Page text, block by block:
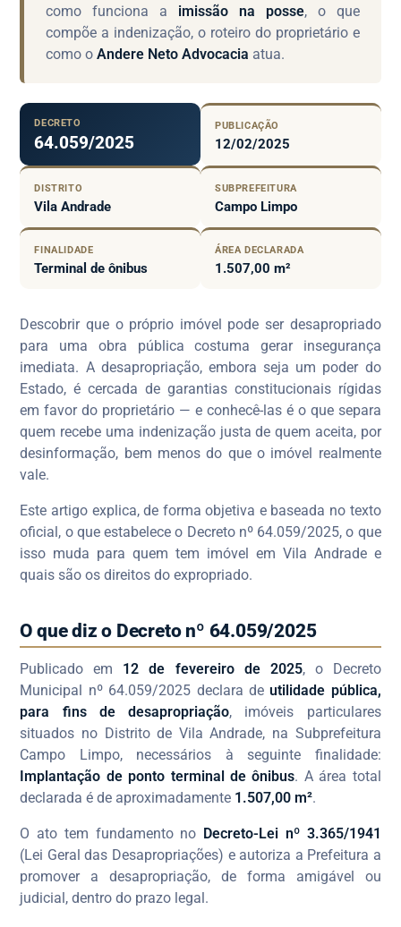
como funciona a imissão na posse, o que
compõe a indenização, o roteiro do proprietário e
como oAndere Neto Advocacia atua.
DECRETO
64.059/2025
PUBLICAÇÃO
12/02/2025
DISTRITO
Vila Andrade
SUBPREFEITURA
Campo Limpo
FINALIDADE
Terminal de ônibus
ÁREA DECLARADA
1.507,00 m²
Descobrir que o próprio imóvel pode ser desapropriado
para uma obra pública costuma gerar insegurança
imediata. A desapropriação, embora seja um poder do
Estado, é cercada de garantias constitucionais rígidas
em favor do proprietário — e conhecê-las é o que separa
quem recebe uma indenização justa de quem aceita, por
desinformação, bem menos do que o imóvel realmente
vale.
Este artigo explica, de forma objetiva e baseada no texto
oficial, o que estabelece o Decreto nº 64.059/2025, o que
isso muda para quem tem imóvel em Vila Andrade e
quais são os direitos do expropriado.
O que diz o Decreto nº 64.059/2025
Publicado em 12 de fevereiro de 2025, o Decreto
Municipal nº 64.059/2025 declara deutilidade pública,
para fins de desapropriação, imóveis particulares
situados no Distrito de Vila Andrade, na Subprefeitura
Campo Limpo, necessários à seguinte finalidade:
Implantação de ponto terminal de ônibus. A área total
declarada é de aproximadamente 1.507,00 m².
O ato tem fundamento no Decreto-Lei nº 3.365/1941
(Lei Geral das Desapropriações) e autoriza a Prefeitura a
promover a desapropriação, de forma amigável ou
judicial, dentro do prazo legal.